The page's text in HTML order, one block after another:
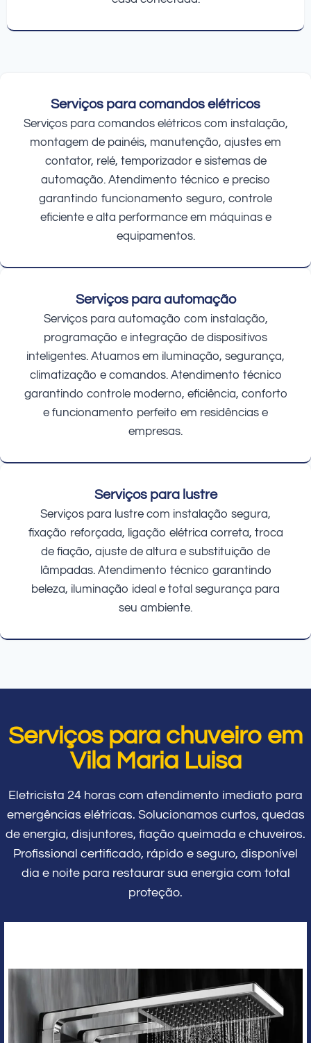
Serviços para comandos elétricos
Serviços para comandos elétricos com instalação,
montagem de painéis, manutenção, ajustes em
contator, relé, temporizador e sistemas de
automação. Atendimento técnico e preciso
garantindo funcionamento seguro, controle
eficiente e alta performance em máquinas e
equipamentos.
Serviços para automação
Serviços para automação com instalação,
programação e integração de dispositivos
inteligentes. Atuamos em iluminação, segurança,
climatização e comandos. Atendimento técnico
garantindo controle moderno, eficiência, conforto
e funcionamento perfeito em residências e
empresas.
Serviços para lustre
Serviços para lustre com instalação segura,
fixação reforçada, ligação elétrica correta, troca
de fiação, ajuste de altura e substituição de
lâmpadas. Atendimento técnico garantindo
beleza, iluminação ideal e total segurança para
seu ambiente.
Serviços para chuveiro em
Vila Maria Luisa
Eletricista 24 horas com atendimento imediato para
emergências elétricas. Solucionamos curtos, quedas
de energia, disjuntores, fiação queimada e chuveiros.
Profissional certificado, rápido e seguro, disponível
dia e noite para restaurar sua energia com total
proteção.